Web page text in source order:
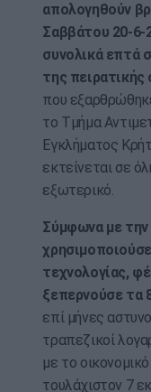
απολογηθούν
Σαββάτου 20-6-
συνολικά επτά
της
που
το Τμήμα
Εγκλήματος
εκτείνεται σε
εξωτερικό.
Σύμφωνα με
τεχνολογίας,
ξεπερνούσε τα
επί μήνες
τραπεζικοί
με το
τουλάχιστον 7